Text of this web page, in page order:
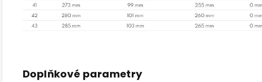
Doplňkové parametry